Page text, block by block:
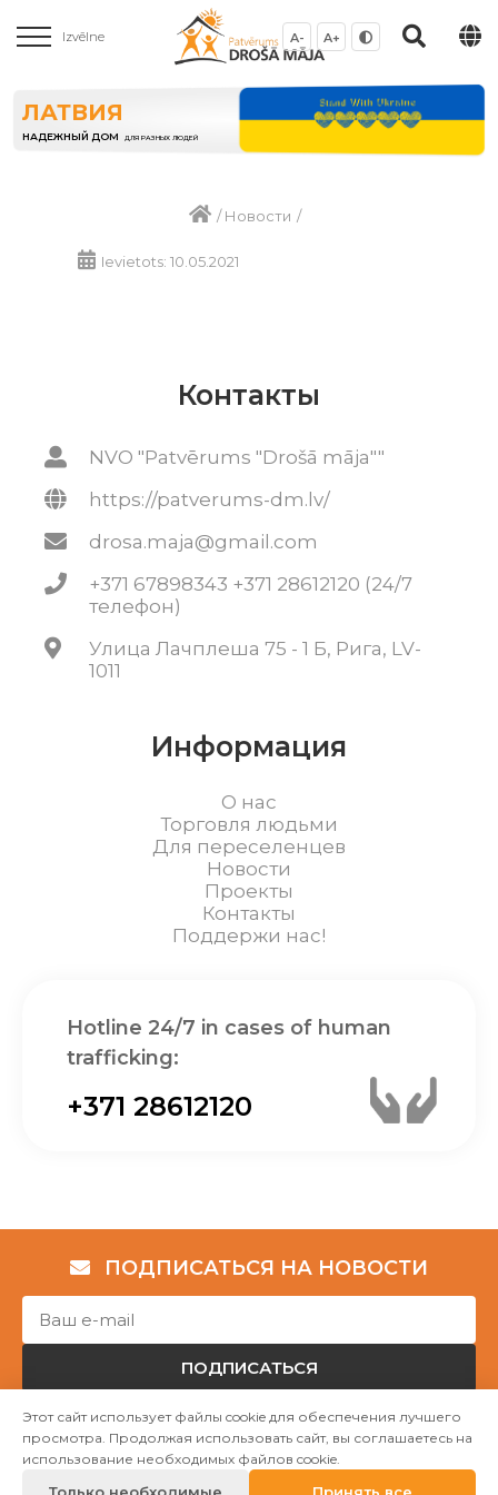
Izvēlne A- A+
ЛАТВИЯ
НАДЕЖНЫЙ ДОМ ДЛЯ РАЗНЫХ ЛЮДЕЙ
/Новости /
Ievietots: 10.05.2021
Контакты
NVO "Patvērums "Drošā māja""
https://patverums-dm.lv/
drosa.maja@gmail.com
+371 67898343 +371 28612120 (24/7
телефон)
Улица Лачплеша 75 - 1 Б, Рига, LV-
1011
Информация
О нас
Торговля людьми
Для переселенцев
Новости
Проекты
Контакты
Поддержи нас!
Hotline 24/7 in cases of human
trafficking:
+371 28612120
ПОДПИСАТЬСЯ НА НОВОСТИ
ПОДПИСАТЬСЯ
Авторские права © НГО „Убежище "Надёжный дом""
Этот сайт использует файлы cookie для обеспечения лучшего
просмотра. Продолжая использовать сайт, вы соглашаетесь на
использование необходимых файлов cookie.